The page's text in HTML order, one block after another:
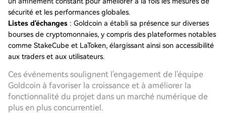
sécurité et les performances globales.
Listes d'échanges : Goldcoin a établi sa présence sur diverses
bourses de cryptomonnaies, y compris des plateformes notables
comme StakeCube et LaToken, élargissant ainsi son accessibilité
aux traders et aux utilisateurs.
Ces événements soulignent l'engagement de l'équipe
Goldcoin à favoriser la croissance et à améliorer la
fonctionnalité du projet dans un marché numérique de
plus en plus concurrentiel.